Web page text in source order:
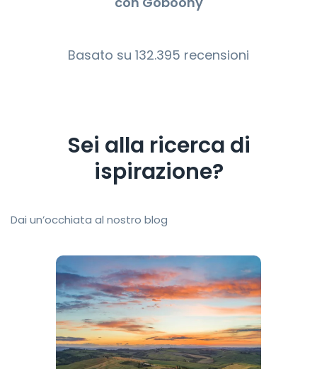
Basato su 132.395 recensioni
Sei alla ricerca di
ispirazione?
Dai un’occhiata al nostro blog